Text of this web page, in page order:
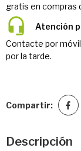
gratis en compras
Atención
Contacte por móvil
por la tarde.
Compartir:
Descripción